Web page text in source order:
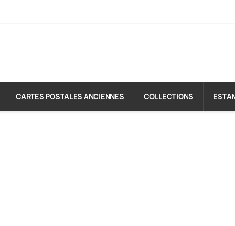
CARTES POSTALES ANCIENNES COLLECTIONS